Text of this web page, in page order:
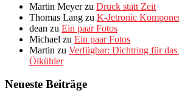
Martin Meyerzu Druck statt Zeit
Thomas Lang zu K-Jetronic
dean zu Ein paar Fotos
Michael zu Ein paar Fotos
Martin zu Verfügbar: Dichtring für das
Ölkühler
Neueste Beiträge